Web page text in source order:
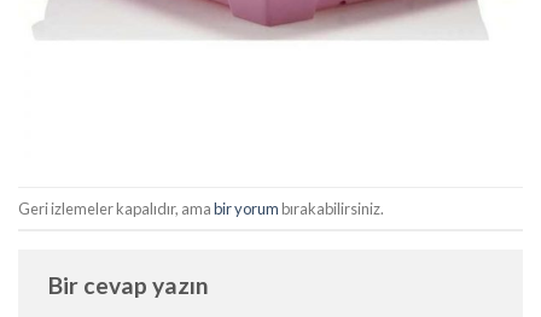
Geri izlemeler kapalıdır, amabir yorumbırakabilirsiniz.
Bir cevap yazın